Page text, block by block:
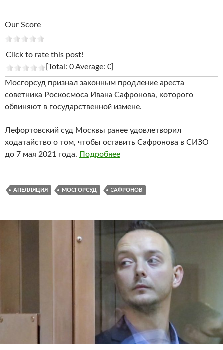
Our Score
Click to rate this post!
[Total: 0 Average: 0]
Мосгорсуд признал законным продление ареста
советника Роскосмоса Ивана Сафронова, которого
обвиняют в государственной измене.
Лефортовский суд Москвы ранее удовлетворил
ходатайство о том, чтобы оставить Сафронова в СИЗО
до 7 мая 2021 года. Подробнее
АПЕЛЛЯЦИЯ МОСГОРСУД САФРОНОВ